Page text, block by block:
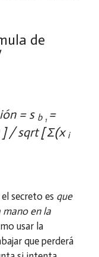
de
= s b 1 =
] / sqrt [ Σ(x i
secreto es que
en la
usar la
que perderá